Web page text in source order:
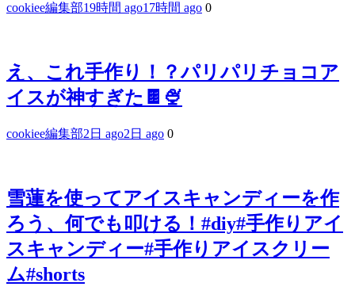
cookiee編集部19時間 ago17時間 ago 0
え、これ手作り！？パリパリチョコア
イスが神すぎた🍫🍨
cookiee編集部2日 ago2日 ago 0
雪蓮を使ってアイスキャンディーを作
ろう、何でも叩ける！#diy#手作りアイ
スキャンディー#手作りアイスクリー
ム#shorts